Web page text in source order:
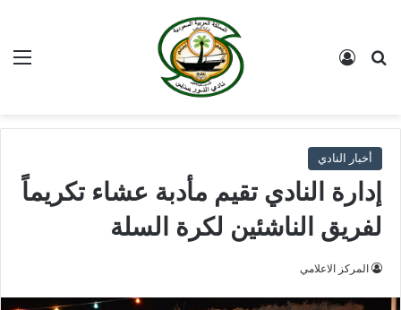
بحث عن
أخبار النادي
إدارة النادي تقيم مأدبة عشاء تكريماً
لفريق الناشئين لكرة السلة
المركز الاعلامي